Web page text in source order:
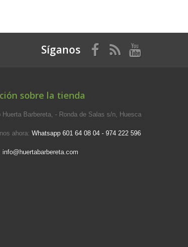
Síganos
sobre la tienda
Huerta Barbereta, - Ronda de Salas s/n, Huesca
ahora: Whatsapp 601 64 08 04 - 974 222 596
info@huertabarbereta.com